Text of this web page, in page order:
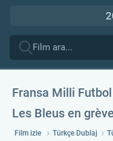
Fransa Milli Futbol
Les Bleus en grève
Film izle Türkçe Dublaj